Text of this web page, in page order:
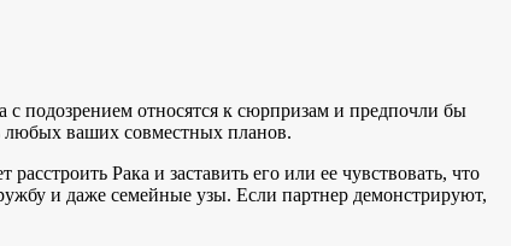
с подозрением относятся к сюрпризам и предпочли бы
любых ваших совместных планов.
Рака и заставить его или ее чувствовать, что
и даже семейные узы. Если партнер демонстрируют,